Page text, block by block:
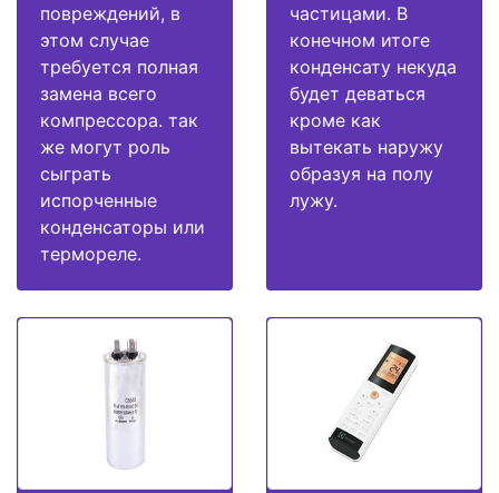
повреждений, в
этом случае
требуется полная
замена всего
компрессора. так
же могут роль
сыграть
испорченные
конденсаторы или
термореле.
частицами. В
конечном итоге
конденсату некуда
будет деваться
кроме как
вытекать наружу
образуя на полу
лужу.